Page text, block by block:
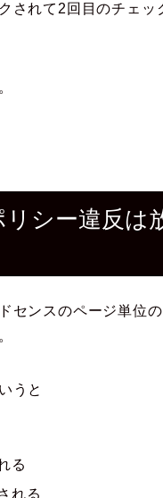
されて2回目のチェッ
シー違反は
センスのページ単位
うと
る
れる